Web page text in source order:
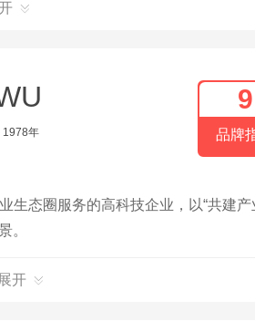
1978年
9
品牌
生态圈服务的高科技企业，以“共建产
。
开